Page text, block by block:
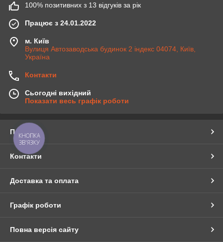
100% позитивних з 13 відгуків за рік
Працює з 24.01.2022
м. Київ
Вулиця Автозаводська будинок 2 індекс 04074, Київ,
Україна
Контакти
Сьогодні вихідний
Показати весь графік роботи
Про нас
Контакти
Доставка та оплата
Графік роботи
Повна версія сайту
КНОПКА
ЗВ'ЯЗКУ